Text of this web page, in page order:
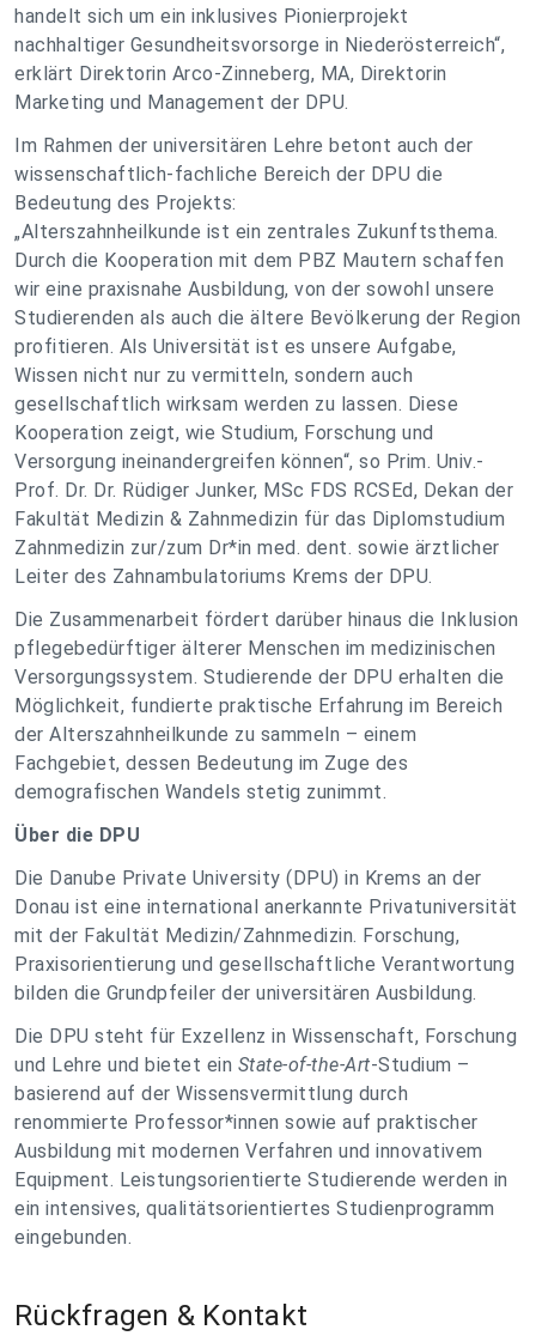
handelt sich um ein inklusives Pionierprojekt
nachhaltiger Gesundheitsvorsorge in Niederösterreich“,
erklärt Direktorin Arco-Zinneberg, MA, Direktorin
Marketing und Management der DPU.
Im Rahmen der universitären Lehre betont auch der
wissenschaftlich-fachliche Bereich der DPU die
Bedeutung des Projekts:
„Alterszahnheilkunde ist ein zentrales Zukunftsthema.
Durch die Kooperation mit dem PBZ Mautern schaffen
wir eine praxisnahe Ausbildung, von der sowohl unsere
Studierenden als auch die ältere Bevölkerung der Region
profitieren. Als Universität ist es unsere Aufgabe,
Wissen nicht nur zu vermitteln, sondern auch
gesellschaftlich wirksam werden zu lassen. Diese
Kooperation zeigt, wie Studium, Forschung und
Versorgung ineinandergreifen können“, so Prim. Univ.-
Prof. Dr. Dr. Rüdiger Junker, MSc FDS RCSEd, Dekan der
Fakultät Medizin & Zahnmedizin für das Diplomstudium
Zahnmedizin zur/zum Dr*in med. dent. sowie ärztlicher
Leiter des Zahnambulatoriums Krems der DPU.
Die Zusammenarbeit fördert darüber hinaus die Inklusion
pflegebedürftiger älterer Menschen im medizinischen
Versorgungssystem. Studierende der DPU erhalten die
Möglichkeit, fundierte praktische Erfahrung im Bereich
der Alterszahnheilkunde zu sammeln – einem
Fachgebiet, dessen Bedeutung im Zuge des
demografischen Wandels stetig zunimmt.
Über die DPU
Die Danube Private University (DPU) in Krems an der
Donau ist eine international anerkannte Privatuniversität
mit der Fakultät Medizin/Zahnmedizin. Forschung,
Praxisorientierung und gesellschaftliche Verantwortung
bilden die Grundpfeiler der universitären Ausbildung.
Die DPU steht für Exzellenz in Wissenschaft, Forschung
und Lehre und bietet ein State-of-the-Art-Studium –
basierend auf der Wissensvermittlung durch
renommierte Professor*innen sowie auf praktischer
Ausbildung mit modernen Verfahren und innovativem
Equipment. Leistungsorientierte Studierende werden in
ein intensives, qualitätsorientiertes Studienprogramm
eingebunden.
Rückfragen & Kontakt